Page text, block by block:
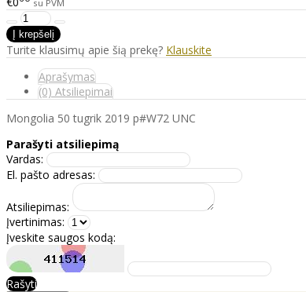
su PVM
Turite klausimų apie šią prekę? Klauskite
Aprašymas
(0) Atsiliepimai
Mongolia 50 tugrik 2019 p#W72 UNC
Parašyti atsiliepimą
Vardas:
El. pašto adresas:
Atsiliepimas:
Įvertinimas:
Įveskite saugos kodą:
Rašyti